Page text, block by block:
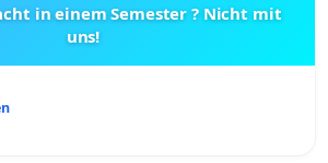
in einem Semester ? Nicht mit
uns!